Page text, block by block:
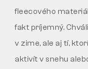
fleecového
fakt príjemný.
v zime, ale aj tí,
aktivít v snehu